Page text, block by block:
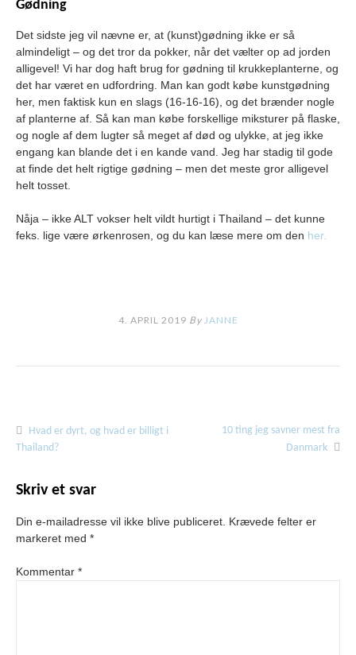
Gødning
Det sidste jeg vil nævne er, at (kunst)gødning ikke er så
almindeligt – og det tror da pokker, når det vælter op ad jorden
alligevel! Vi har dog haft brug for gødning til krukkeplanterne, og
det har været en udfordring. Man kan godt købe kunstgødning
her, men faktisk kun en slags (16-16-16), og det brænder nogle
af planterne af. Så kan man købe forskellige miksturer på flaske,
og nogle af dem lugter så meget af død og ulykke, at jeg ikke
engang kan blande det i en kande vand. Jeg har stadig til gode
at finde det helt rigtige gødning – men det meste gror alligevel
helt tosset.
Nåja – ikke ALT vokser helt vildt hurtigt i Thailand – det kunne
feks. lige være ørkenrosen, og du kan læse mere om den her.
4. APRIL 2019 By JANNE
Indlægsnavigation
Hvad er dyrt, og hvad er billigt i
Thailand?
10 ting jeg savner mest fra
Danmark
Skriv et svar
Din e-mailadresse vil ikke blive publiceret. Krævede felter er
markeret med *
Kommentar *